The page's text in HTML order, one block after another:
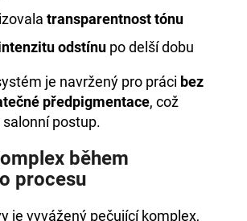
transparentnost tónu
odstínu po delší dobu
je navržený pro práci bez
předpigmentace, což
postup.
během
procesu
je vyvážený pečující komplex,